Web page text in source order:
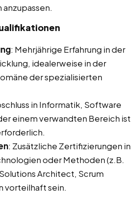
: Mehrjährige Erfahrung in der
idealerweise in der
der spezialisierten
in Informatik, Software
einem verwandten Bereich ist
: Zusätzliche Zertifizierungen in
oder Methoden (z.B.
Architect, Scrum
vorteilhaft sein.